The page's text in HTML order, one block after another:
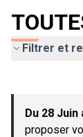
Filtrer et
−
Du 28 Juin
proposer